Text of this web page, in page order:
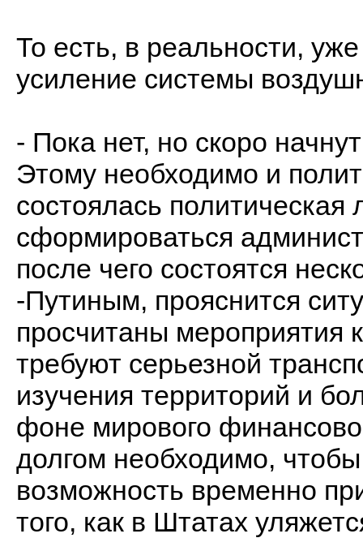
То есть, в реальности,
усиление системы
- Пока нет, но скоро
Этому необходимо и
состоялась
сформироваться
после чего состоятся
-Путиным, прояснится
просчитаны
требуют серьезной
изучения территорий и
фоне мирового
долгом необходимо,
возможность временно
того, как в Штатах